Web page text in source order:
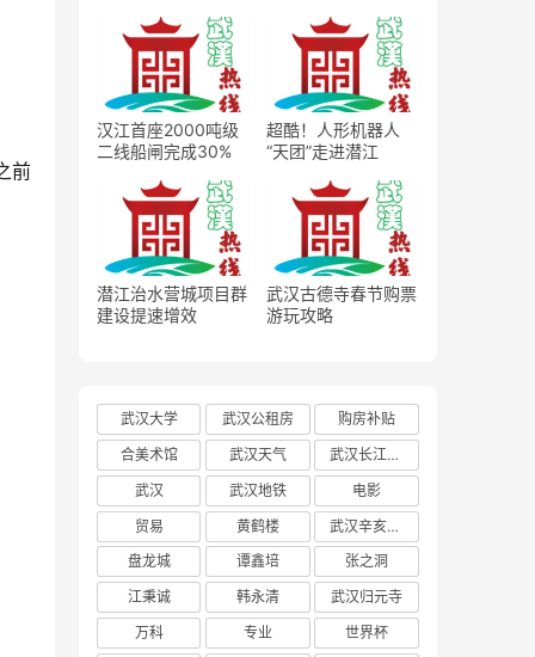
前
撬动车市消费扩容
汉江首座2000吨级
二线船闸完成30%
超酷！人形机器人
“天团”走进潜江
潜江治水营城项目群
建设提速增效
武汉古德寺春节购票
游玩攻略
武汉大学 武汉公租房
购房补贴
合美术馆
武汉天气
武汉长江大桥
武汉
武汉地铁
电影
贸易
黄鹤楼
武汉辛亥革命博物馆
盘龙城
谭鑫培
张之洞
江秉诚
韩永清
武汉归元寺
万科
专业
世界杯